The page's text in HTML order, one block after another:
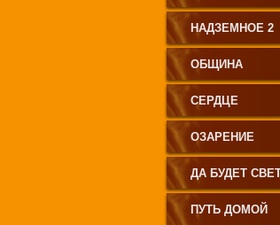
НАДЗЕМНОЕ 2
ОБЩИНА
СЕРДЦЕ
ОЗАРЕНИЕ
ДА БУДЕТ
ПУТЬ ДОМОЙ